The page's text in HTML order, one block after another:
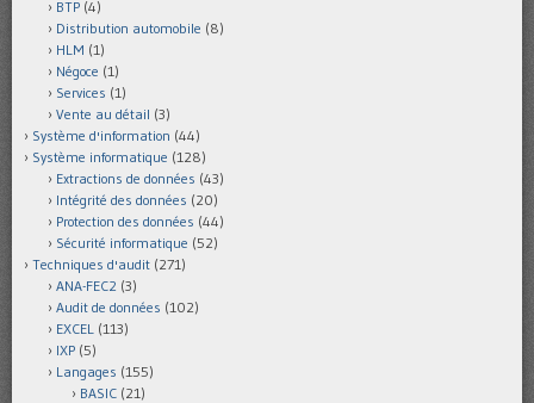
BTP (4)
Distribution automobile (8)
HLM (1)
Négoce (1)
Services (1)
Vente au détail (3)
Système d'information (44)
Système informatique (128)
Extractions de données (43)
Intégrité des données (20)
Protection des données (44)
Sécurité informatique (52)
Techniques d'audit (271)
ANA-FEC2 (3)
Audit de données (102)
EXCEL (113)
IXP (5)
Langages (155)
BASIC (21)